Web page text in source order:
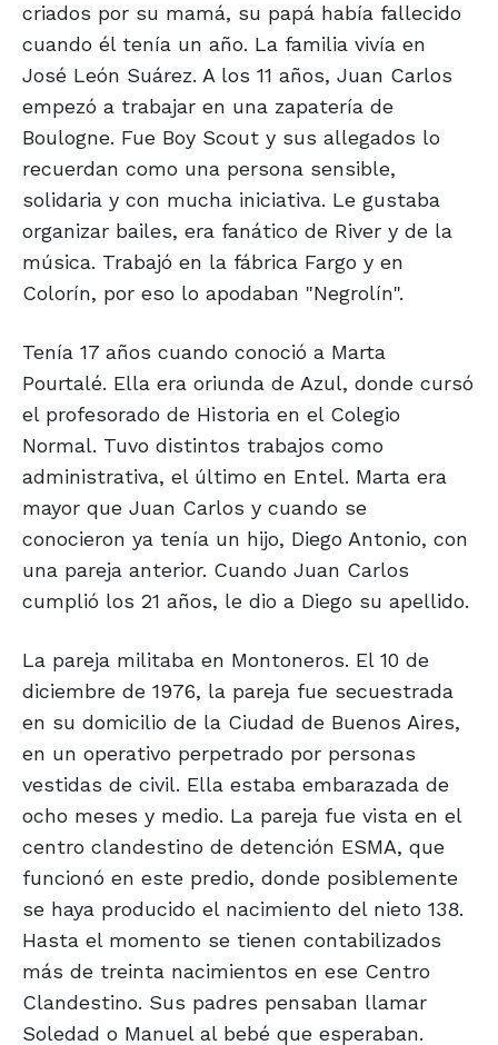
criados por su mamá, su papá había fallecido
cuando él tenía un año. La familia vivía en
José León Suárez. A los 11 años, Juan Carlos
empezó a trabajar en una zapatería de
Boulogne. Fue Boy Scout y sus allegados lo
recuerdan como una persona sensible,
solidaria y con mucha iniciativa. Le gustaba
organizar bailes, era fanático de River y de la
música. Trabajó en la fábrica Fargo y en
Colorín, por eso lo apodaban "Negrolín".
Tenía 17 años cuando conoció a Marta
Pourtalé. Ella era oriunda de Azul, donde cursó
el profesorado de Historia en el Colegio
Normal. Tuvo distintos trabajos como
administrativa, el último en Entel. Marta era
mayor que Juan Carlos y cuando se
conocieron ya tenía un hijo, Diego Antonio, con
una pareja anterior. Cuando Juan Carlos
cumplió los 21 años, le dio a Diego su apellido.
La pareja militaba en Montoneros. El 10 de
diciembre de 1976, la pareja fue secuestrada
en su domicilio de la Ciudad de Buenos Aires,
en un operativo perpetrado por personas
vestidas de civil. Ella estaba embarazada de
ocho meses y medio. La pareja fue vista en el
centro clandestino de detención ESMA, que
funcionó en este predio, donde posiblemente
se haya producido el nacimiento del nieto 138.
Hasta el momento se tienen contabilizados
más de treinta nacimientos en ese Centro
Clandestino. Sus padres pensaban llamar
Soledad o Manuel al bebé que esperaban.